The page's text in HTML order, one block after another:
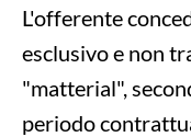
L'offerente
esclusivo e non
"matterial",
periodo